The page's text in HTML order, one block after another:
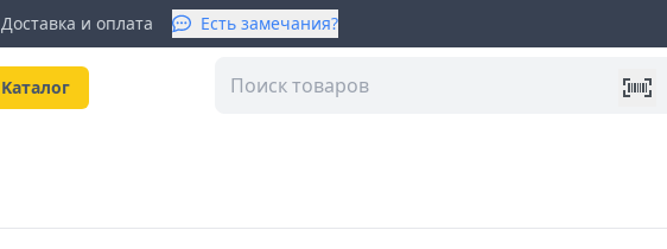
Доставка и оплата Есть замечания?
Kаталог